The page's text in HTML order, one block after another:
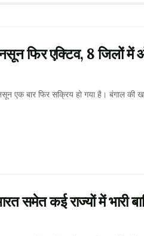
फिर एक्टिव, 8 जिलों में
बार फिर सक्रिय हो गया है। बंगाल की
कई राज्यों में भारी